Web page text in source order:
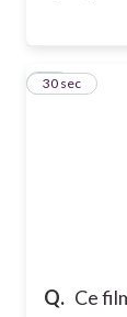
Q. Ce
11
30 sec